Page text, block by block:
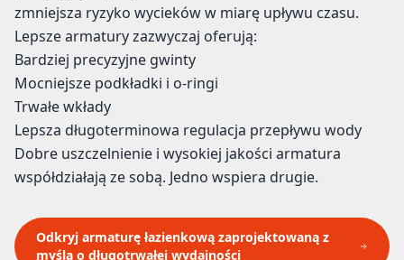
zmniejsza ryzyko wycieków w miarę upływu czasu.
Lepsze armatury zazwyczaj oferują:
Bardziej precyzyjne gwinty
Mocniejsze podkładki i o-ringi
Trwałe wkłady
Lepsza długoterminowa regulacja przepływu wody
Dobre uszczelnienie i wysokiej jakości armatura
współdziałają ze sobą. Jedno wspiera drugie.
Odkryj armaturę łazienkową zaprojektowaną z
myślą o długotrwałej wydajności